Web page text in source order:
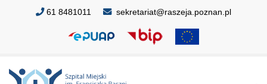
Raszei
Raszei
61 8481011 sekretariat@raszeja.poznan.pl